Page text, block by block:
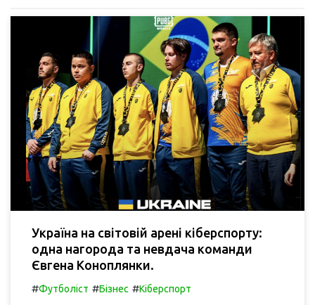
Україна на світовій арені кіберспорту:
одна нагорода та невдача команди
Євгена Коноплянки.
#Футболіст #Бізнес #Кіберспорт